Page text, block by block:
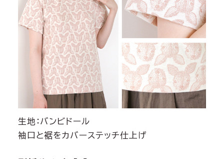
生地：バンビドール
袖口と裾をカバーステッチ仕上げ